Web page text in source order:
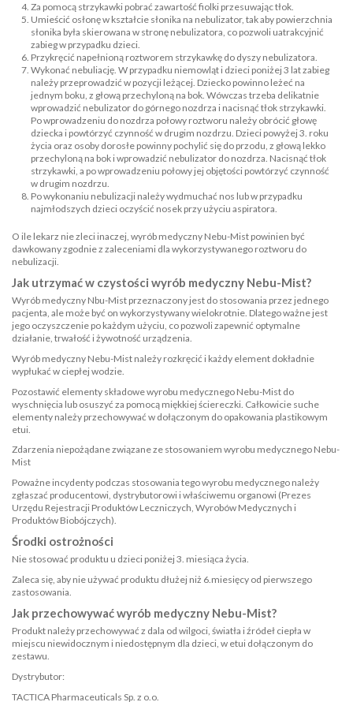
Za pomocą strzykawki pobrać zawartość fiolki przesuwając tłok.
Umieścić osłonę w kształcie słonika na nebulizator, tak aby powierzchnia
słonika była skierowana w stronę nebulizatora, co pozwoli uatrakcyjnić
zabieg w przypadku dzieci.
Przykręcić napełnioną roztworem strzykawkę do dyszy nebulizatora.
Wykonać nebuliację. W przypadku niemowląt i dzieci poniżej 3 lat zabieg
należy przeprowadzić w pozycji leżącej. Dziecko powinno leżeć na
jednym boku, z głową przechyloną na bok. Wówczas trzeba delikatnie
wprowadzić nebulizator do górnego nozdrza i nacisnąć tłok strzykawki.
Po wprowadzeniu do nozdrza połowy roztworu należy obrócić głowę
dziecka i powtórzyć czynność w drugim nozdrzu. Dzieci powyżej 3. roku
życia oraz osoby dorosłe powinny pochylić się do przodu, z głową lekko
przechyloną na bok i wprowadzić nebulizator do nozdrza. Nacisnąć tłok
strzykawki, a po wprowadzeniu połowy jej objętości powtórzyć czynność
w drugim nozdrzu.
Po wykonaniu nebulizacji należy wydmuchać nos lub w przypadku
najmłodszych dzieci oczyścić nosek przy użyciu aspiratora.
O ile lekarz nie zleci inaczej, wyrób medyczny Nebu-Mist powinien być
dawkowany zgodnie z zaleceniami dla wykorzystywanego roztworu do
nebulizacji.
Jak utrzymać w czystości wyrób medyczny Nebu-Mist?
Wyrób medyczny Nbu-Mist przeznaczony jest do stosowania przez jednego
pacjenta, ale może być on wykorzystywany wielokrotnie. Dlatego ważne jest
jego oczyszczenie po każdym użyciu, co pozwoli zapewnić optymalne
działanie, trwałość i żywotność urządzenia.
Wyrób medyczny Nebu-Mist należy rozkręcić i każdy element dokładnie
wypłukać w ciepłej wodzie.
Pozostawić elementy składowe wyrobu medycznego Nebu-Mist do
wyschnięcia lub osuszyć za pomocą miękkiej ściereczki. Całkowicie suche
elementy należy przechowywać w dołączonym do opakowania plastikowym
etui.
Zdarzenia niepożądane związane ze stosowaniem wyrobu medycznego Nebu-
Mist
Poważne incydenty podczas stosowania tego wyrobu medycznego należy
zgłaszać producentowi, dystrybutorowi i właściwemu organowi (Prezes
Urzędu Rejestracji Produktów Leczniczych, Wyrobów Medycznych i
Produktów Biobójczych).
Środki ostrożności
Nie stosować produktu u dzieci poniżej 3. miesiąca życia.
Zaleca się, aby nie używać produktu dłużej niż 6.miesięcy od pierwszego
zastosowania.
Jak przechowywać wyrób medyczny Nebu-Mist?
Produkt należy przechowywać z dala od wilgoci, światła i źródeł ciepła w
miejscu niewidocznym i niedostępnym dla dzieci, w etui dołączonym do
zestawu.
Dystrybutor:
TACTICA Pharmaceuticals Sp. z o.o.